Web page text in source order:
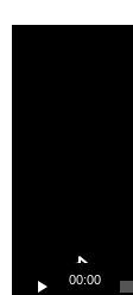
00:00